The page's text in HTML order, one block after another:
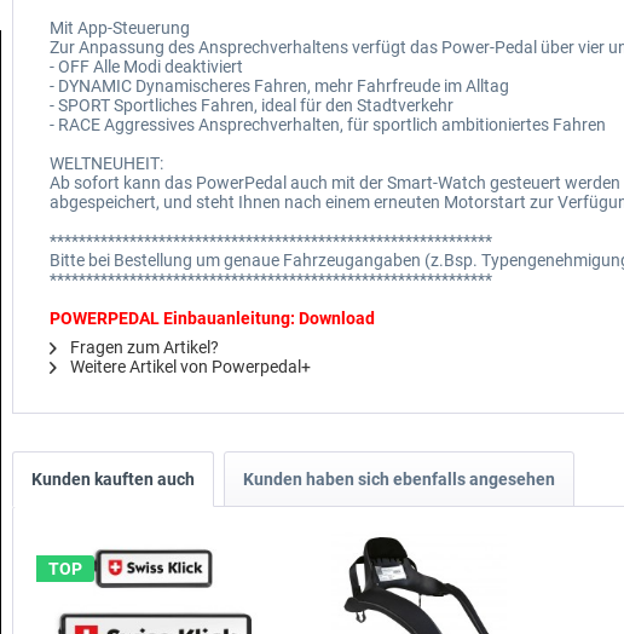
Mit App-Steuerung
Zur Anpassung des Ansprechverhaltens verfügt das Power-Pedal über vier
- OFF Alle Modi deaktiviert
- DYNAMIC Dynamischeres Fahren, mehr Fahrfreude im Alltag
- SPORT Sportliches Fahren, ideal für den Stadtverkehr
- RACE Aggressives Ansprechverhalten, für sportlich ambitioniertes Fahren
WELTNEUHEIT:
Ab sofort kann das PowerPedal auch mit der Smart-Watch gesteuert
abgespeichert, und steht Ihnen nach einem erneuten Motorstart zur
*************************************************************
Bitte bei Bestellung um genaue Fahrzeugangaben (z.Bsp.
*************************************************************
POWERPEDAL Einbauanleitung: Download
Fragen zum Artikel?
Weitere Artikel von Powerpedal+
Kunden kauften auch Kunden haben sich ebenfalls angesehen
TOP